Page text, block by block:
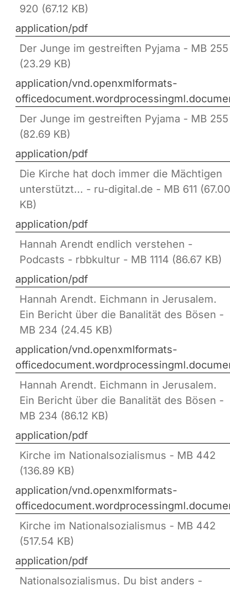
920 (67.12 KB)
application/pdf
Der Junge im gestreiften Pyjama - MB 255
(23.29 KB)
application/vnd.openxmlformats-
Der Junge im gestreiften Pyjama - MB 255
(82.69 KB)
application/pdf
Die Kirche hat doch immer die Mächtigen
unterstützt... - ru-digital.de - MB 611 (67.00
KB)
application/pdf
Hannah Arendt endlich verstehen -
Podcasts - rbbkultur - MB 1114 (86.67 KB)
application/pdf
Hannah Arendt. Eichmann in Jerusalem.
Ein Bericht über die Banalität des Bösen -
MB 234 (24.45 KB)
application/vnd.openxmlformats-
Hannah Arendt. Eichmann in Jerusalem.
Ein Bericht über die Banalität des Bösen -
MB 234 (86.12 KB)
application/pdf
Kirche im Nationalsozialismus - MB 442
(136.89 KB)
application/vnd.openxmlformats-
Kirche im Nationalsozialismus - MB 442
(517.54 KB)
application/pdf
Nationalsozialismus. Du bist anders -